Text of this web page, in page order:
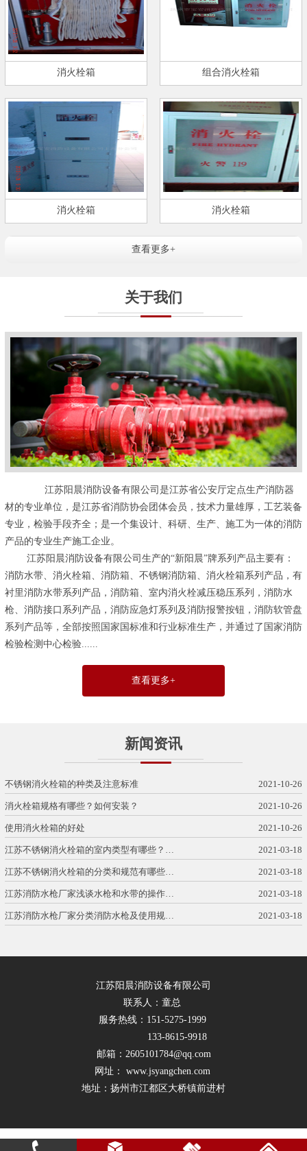
消火栓箱 组合消火栓箱
消火栓箱 消火栓箱
查看更多+
关于我们
江苏阳晨消防设备有限公司是江苏省公安厅定点生产消防器
材的专业单位，是江苏省消防协会团体会员，技术力量雄厚，工艺装备
专业，检验手段齐全；是一个集设计、科研、生产、施工为一体的消防
产品的专业生产施工企业。
江苏阳晨消防设备有限公司生产的“新阳晨”牌系列产品主要有：
消防水带、消火栓箱、消防箱、不锈钢消防箱、消火栓箱系列产品，有
衬里消防水带系列产品，消防箱、室内消火栓减压稳压系列，消防水
枪、消防接口系列产品，消防应急灯系列及消防报警按钮，消防软管盘
系列产品等，全部按照国家国标准和行业标准生产，并通过了 国家消防
检验检测中心检验......
查看更多+
新闻资讯
不锈钢消火栓箱的种类及注意标准 2021-10-26
消火栓箱规格有哪些？如何安装？ 2021-10-26
使用消火栓箱的好处 2021-10-26
江苏不锈钢消火栓箱的室内类型有哪些？… 2021-03-18
江苏不锈钢消火栓箱的分类和规范有哪些… 2021-03-18
江苏消防水枪厂家浅谈水枪和水带的操作… 2021-03-18
江苏消防水枪厂家分类消防水枪及使用规… 2021-03-18
江苏阳晨消防设备有限公司
联系人：童总
服务热线：151-5275-1999
133-8615-9918
邮箱：2605101784@qq.com
网址： www.jsyangchen.com
地址：扬州市江都区大桥镇前进村